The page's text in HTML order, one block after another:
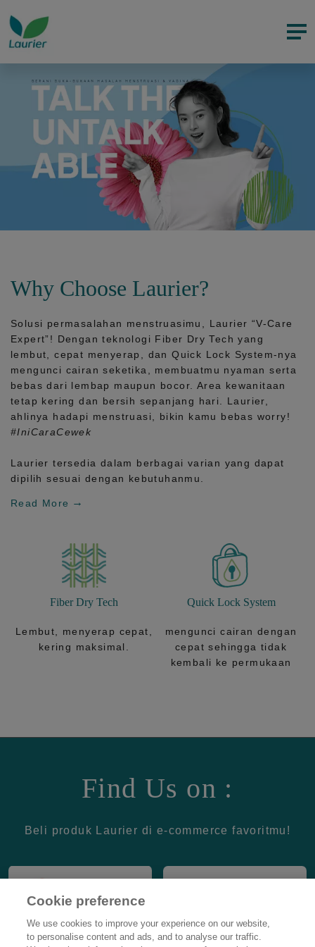
Why Choose Laurier?
Solusi permasalahan menstruasimu, Laurier “V-Care
Expert”! Dengan teknologi Fiber Dry Tech yang
lembut, cepat menyerap, danQuick Lock System-nya
mengunci cairan seketika, membuatmu nyaman serta
bebas dari lembap maupun bocor. Area kewanitaan
tetap kering dan bersih sepanjang hari.
Laurier,
ahlinya hadapi menstruasi, bikin kamu bebas worry!
#IniCaraCewek
Laurier tersedia dalam berbagai varian yang dapat
dipilih sesuai dengan kebutuhanmu.
Read More
Fiber Dry Tech
Lembut, menyerap cepat,
kering maksimal.
Quick Lock System
mengunci cairan dengan
cepat sehingga tidak
kembali ke permukaan
Find Us on :
Beli produk Laurier di e-commerce favoritmu!
Cookie preference
We use cookies to improve your experience on our website,
to personalise content and ads, and to analyse our traffic.